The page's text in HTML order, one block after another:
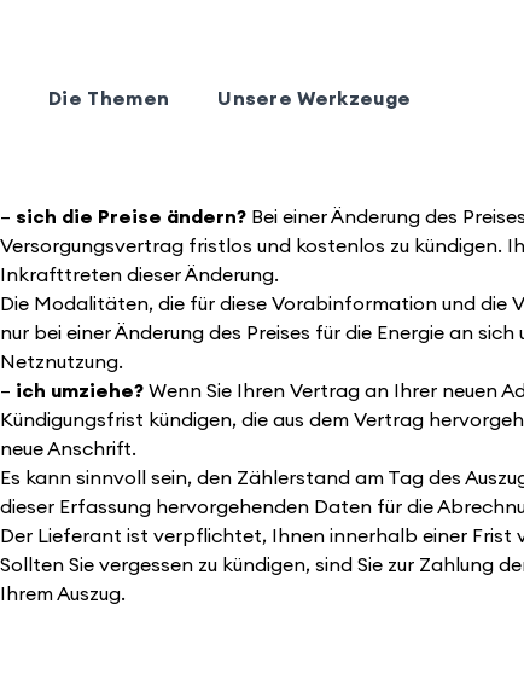
Die Themen Unsere Werkzeuge
– sich die Preise ändern? Bei einer Änderung des
Versorgungsvertrag fristlos und kostenlos zu kündigen.
Inkrafttreten dieser Änderung.
Die Modalitäten, die für diese Vorabinformation und die
nur bei einer Änderung des Preises für die Energie an
Netznutzung.
– ich umziehe? Wenn Sie Ihren Vertrag an Ihrer neuen
Kündigungsfrist kündigen, die aus dem Vertrag
neue Anschrift.
Es kann sinnvoll sein, den Zählerstand am Tag des
dieser Erfassung hervorgehenden Daten für die
Der Lieferant ist verpflichtet, Ihnen innerhalb einer Frist
Sollten Sie vergessen zu kündigen, sind Sie zur
Ihrem Auszug.